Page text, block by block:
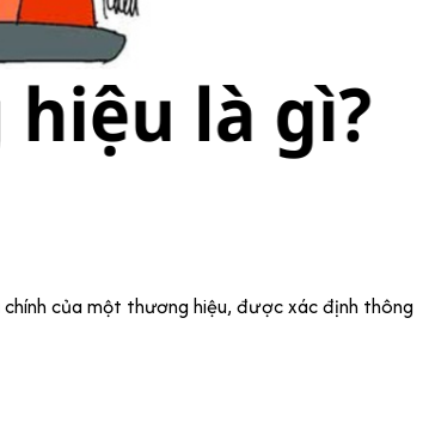
của một thương hiệu, được xác định thông